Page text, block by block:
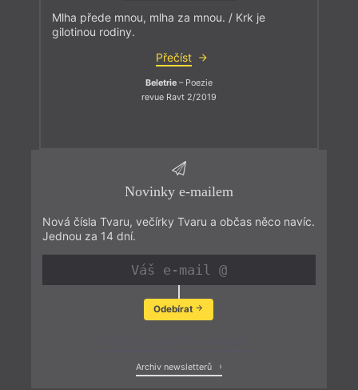
Mlha přede mnou, mlha za mnou. / Krk je
gilotinou rodiny.
Přečíst
Beletrie – Poezie
revue Ravt 2/2019
Novinky e-mailem
Nová čísla Tvaru, večírky Tvaru a občas něco navíc.
Jednou za 14 dní.
Odebírat
Archiv newsletterů